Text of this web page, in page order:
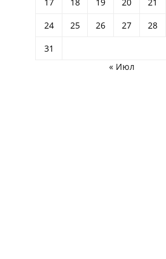
24
25 26 27 28
31
« Июл